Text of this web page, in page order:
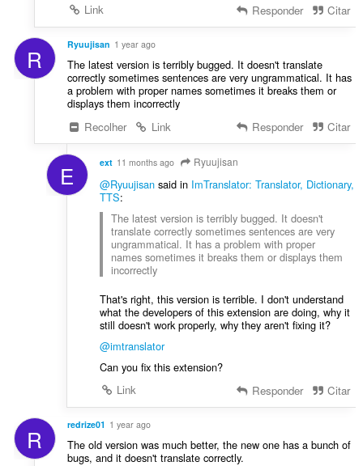
Link Responder Citar
R Ryuujisan 1 year ago
The latest version is terribly bugged. It doesn't translate
correctly sometimes sentences are very ungrammatical. It has
a problem with proper names sometimes it breaks them or
displays them incorrectly
Recolher
Link Responder Citar
E ext 11 months ago Ryuujisan
@Ryuujisansaid in ImTranslator: Translator, Dictionary,
TTS:
The latest version is terribly bugged. It doesn't
translate correctly sometimes sentences are very
ungrammatical. It has a problem with proper
names sometimes it breaks them or displays them
incorrectly
That's right, this version is terrible. I don't understand
what the developers of this extension are doing, why it
still doesn't work properly, why they aren't fixing it?
@imtranslator
Can you fix this extension?
Link
Responder Citar
R redrize01 1 year ago
The old version was much better, the new one has a bunch of
bugs, and it doesn't translate correctly.